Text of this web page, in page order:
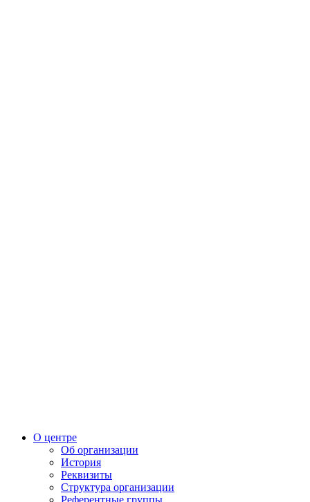
О центре
Об организации
История
Реквизиты
Структура организации
Референтные группы